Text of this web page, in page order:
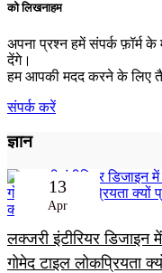
को लिखनाहम
अपना प्रश्न हमें संपर्क फ़ॉर्म
देंगे।
हम आपकी मदद करने के लिए
संपर्क करें
ज्ञान
13
Apr
लक्जरी इंटीरियर डिजाइन
गोमेद टाइल लोकप्रियता